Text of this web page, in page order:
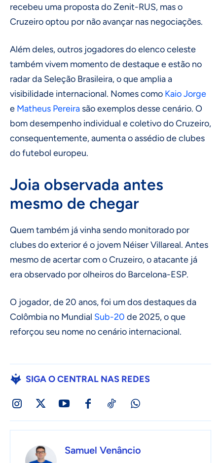
recebeu uma proposta do Zenit-RUS, mas o
Cruzeiro optou por não avançar nas negociações.
Além deles, outros jogadores do elenco celeste
também vivem momento de destaque e estão no
radar da Seleção Brasileira, o que amplia a
visibilidade internacional. Nomes como Kaio Jorge
e Matheus Pereira são exemplos desse cenário. O
bom desempenho individual e coletivo do Cruzeiro,
consequentemente, aumenta o assédio de clubes
do futebol europeu.
Joia observada antes
mesmo de chegar
Quem também já vinha sendo monitorado por
clubes do exterior é o jovem Néiser Villareal. Antes
mesmo de acertar com o Cruzeiro, o atacante já
era observado por olheiros do Barcelona-ESP.
O jogador, de 20 anos, foi um dos destaques da
Colômbia no Mundial Sub-20 de 2025, o que
reforçou seu nome no cenário internacional.
SIGA O CENTRAL NAS REDES
Samuel Venâncio